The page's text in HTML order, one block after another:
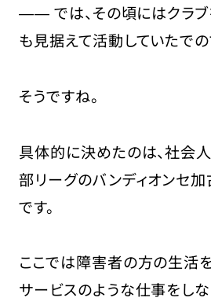
―― では、その頃にはクラブ
も見据えて活動していたでの
そうですね。
具体的に決めたのは、社会
部リーグのバンディオンセ
です。
ここでは障害者の方の生活
サービスのような仕事をし